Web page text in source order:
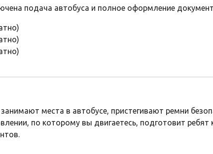
подача автобуса и полное оформление
места в автобусе, пристегивают ремни
по которому вы двигаетесь, подготовит ребят